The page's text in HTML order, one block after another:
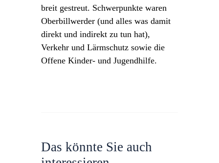
breit gestreut. Schwerpunkte waren
Oberbillwerder (und alles was damit
direkt und indirekt zu tun hat),
Verkehr und Lärmschutz sowie die
Offene Kinder- und Jugendhilfe.
Das könnte Sie auch